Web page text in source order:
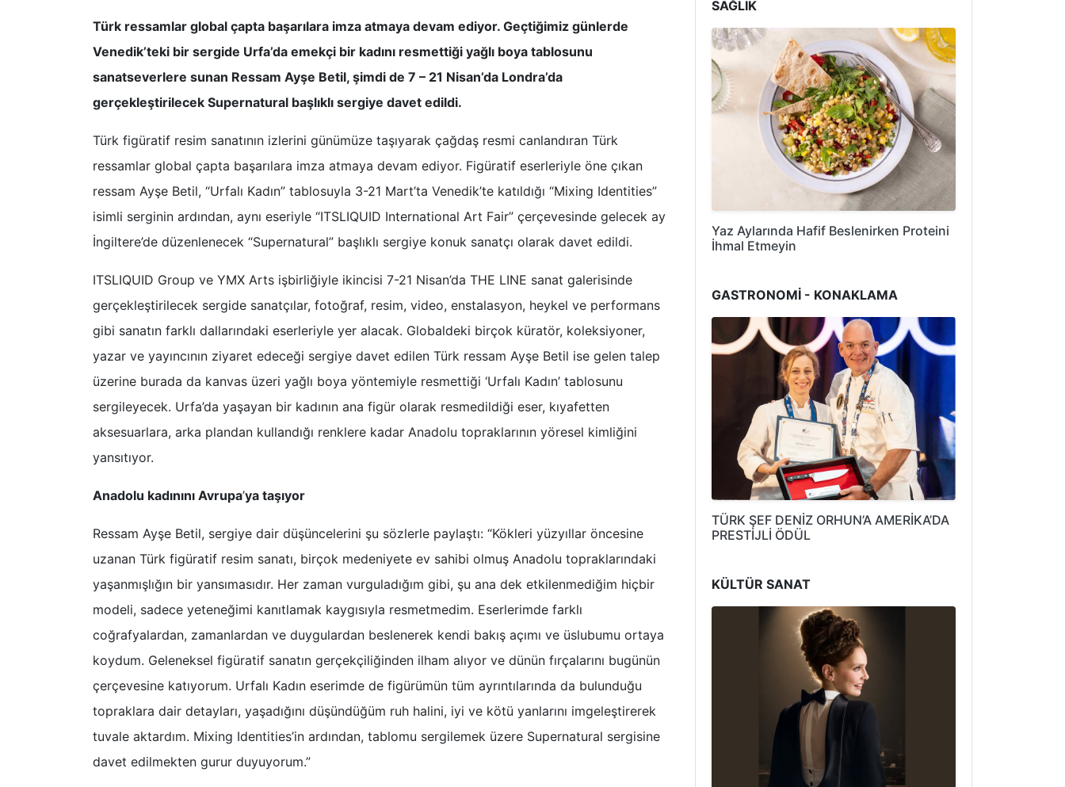
Türk ressamlar global çapta başarılara imza atmaya devam ediyor. Geçtiğimiz günlerde
Venedik’teki bir sergide Urfa’da emekçi bir kadını resmettiği yağlı boya tablosunu
sanatseverlere sunan Ressam Ayşe Betil, şimdi de 7 – 21 Nisan’da Londra’da
gerçekleştirilecek Supernatural başlıklı sergiye davet edildi.
Türk figüratif resim sanatının izlerini günümüze taşıyarak çağdaş resmi canlandıran Türk
ressamlar global çapta başarılara imza atmaya devam ediyor. Figüratif eserleriyle öne çıkan
ressam Ayşe Betil, “Urfalı Kadın” tablosuyla 3-21 Mart’ta Venedik’te katıldığı “Mixing Identities”
isimli serginin ardından, aynı eseriyle “ITSLIQUID International Art Fair” çerçevesinde gelecek ay
İngiltere’de düzenlenecek “Supernatural” başlıklı sergiye konuk sanatçı olarak davet edildi.
ITSLIQUID Group ve YMX Arts işbirliğiyle ikincisi 7-21 Nisan’da THE LINE sanat galerisinde
gerçekleştirilecek sergide sanatçılar, fotoğraf, resim, video, enstalasyon, heykel ve performans
gibi sanatın farklı dallarındaki eserleriyle yer alacak. Globaldeki birçok küratör, koleksiyoner,
yazar ve yayıncının ziyaret edeceği sergiye davet edilen Türk ressam Ayşe Betil ise gelen talep
üzerine burada da kanvas üzeri yağlı boya yöntemiyle resmettiği ‘Urfalı Kadın’ tablosunu
sergileyecek. Urfa’da yaşayan bir kadının ana figür olarak resmedildiği eser, kıyafetten
aksesuarlara, arka plandan kullandığı renklere kadar Anadolu topraklarının yöresel kimliğini
yansıtıyor.
Anadolu kadınını Avrupa’ya taşıyor
Ressam Ayşe Betil, sergiye dair düşüncelerini şu sözlerle paylaştı: “Kökleri yüzyıllar öncesine
uzanan Türk figüratif resim sanatı, birçok medeniyete ev sahibi olmuş Anadolu topraklarındaki
yaşanmışlığın bir yansımasıdır. Her zaman vurguladığım gibi, şu ana dek etkilenmediğim hiçbir
modeli, sadece yeteneğimi kanıtlamak kaygısıyla resmetmedim. Eserlerimde farklı
coğrafyalardan, zamanlardan ve duygulardan beslenerek kendi bakış açımı ve üslubumu ortaya
koydum. Geleneksel figüratif sanatın gerçekçiliğinden ilham alıyor ve dünün fırçalarını bugünün
çerçevesine katıyorum. Urfalı Kadın eserimde de figürümün tüm ayrıntılarında da bulunduğu
topraklara dair detayları, yaşadığını düşündüğüm ruh halini, iyi ve kötü yanlarını imgeleştirerek
tuvale aktardım. Mixing Identities’in ardından, tablomu sergilemek üzere Supernatural sergisine
davet edilmekten gurur duyuyorum.”
SAĞLIK
Yaz Aylarında Hafif Beslenirken Proteini
İhmal Etmeyin
GASTRONOMİ - KONAKLAMA
TÜRK ŞEF DENİZ ORHUN’A AMERİKA’DA
PRESTİJLİ ÖDÜL
KÜLTÜR SANAT